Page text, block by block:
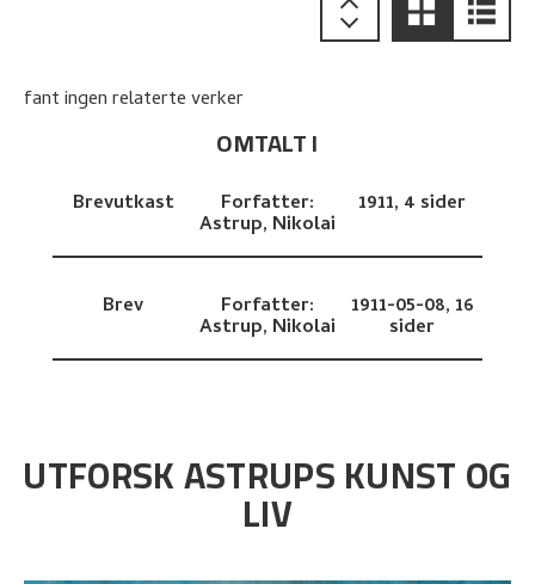
fant ingen relaterte verker
OMTALT I
Brevutkast Forfatter:
Astrup, Nikolai
1911, 4 sider
Brev Forfatter:
Astrup, Nikolai
1911-05-08,16
sider
UTFORSK ASTRUPS KUNST OG
LIV